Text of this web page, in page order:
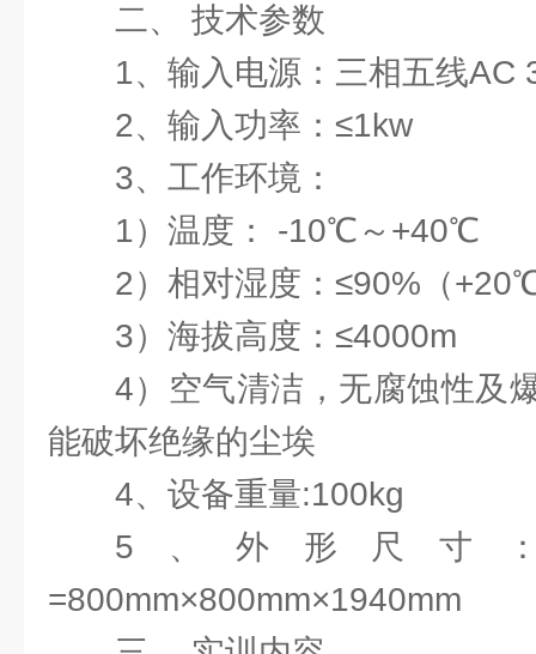
二、 技术参数
1、输入电源：三相五线
2、输入功率：≤1kw
3、工作环境：
1）温度： -10℃～+40℃
2）相对湿度：≤90%（
3）海拔高度：≤4000m
4）空气清洁，无腐蚀性及
能破坏绝缘的尘埃
4、设备重量:100kg
5、外形尺寸